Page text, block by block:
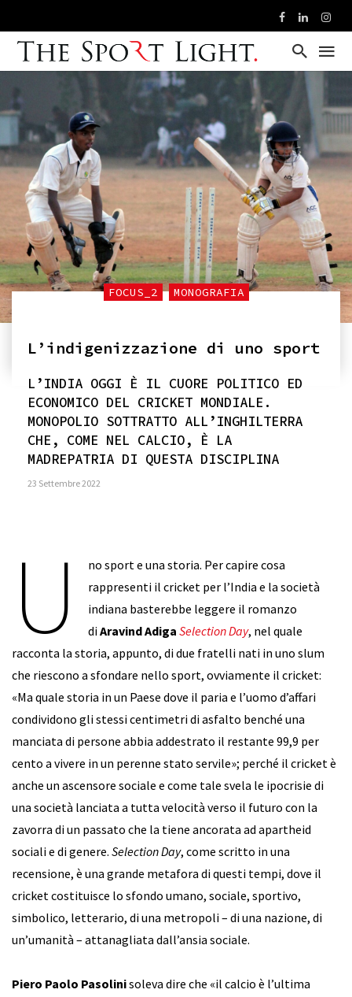
FOCUS_2 MONOGRAFIA
L’indigenizzazione di uno sport
L’INDIA OGGI È IL CUORE POLITICO ED
ECONOMICO DEL CRICKET MONDIALE.
MONOPOLIO SOTTRATTO ALL’INGHILTERRA
CHE, COME NEL CALCIO, È LA
MADREPATRIA DI QUESTA DISCIPLINA
23 Settembre 2022
U
no sport e una storia. Per capire cosa
rappresenti il cricket per l’India e la società
indiana basterebbe leggere il romanzo
diAravind Adiga Selection Day, nel quale
racconta la storia, appunto, di due fratelli nati in uno slum
che riescono a sfondare nello sport, ovviamente il cricket:
«Ma quale storia in un Paese dove il paria e l’uomo d’affari
condividono gli stessi centimetri di asfalto benché una
manciata di persone abbia addestrato il restante 99,9 per
cento a vivere in un perenne stato servile»; perché il cricket è
anche un ascensore sociale e come tale svela le ipocrisie di
una società lanciata a tutta velocità verso il futuro con la
zavorra di un passato che la tiene ancorata ad apartheid
sociali e di genere. Selection Day, come scritto in una
recensione, è una grande metafora di questi tempi, dove il
cricket costituisce lo sfondo umano, sociale, sportivo,
simbolico, letterario, di una metropoli – di una nazione, di
un’umanità – attanagliata dall’ansia sociale.
Piero Paolo Pasolinisoleva dire che «il calcio è l’ultima